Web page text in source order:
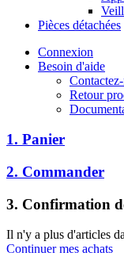
Pièces détachées
Connexion
Besoin d'aide
Retour
1. Panier
2. Commander
3. Confirmation
Il n'y a plus d'articles
Continuer mes achats